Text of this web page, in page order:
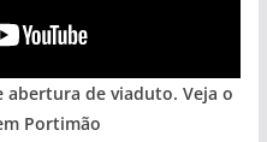
abertura de viaduto. Veja o
Portimão